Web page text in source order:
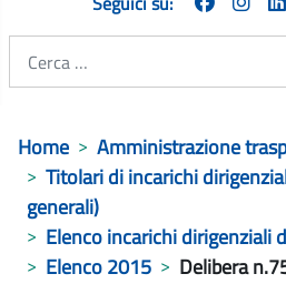
Home Amministrazione
Titolari di incarichi
generali)
Elenco incarichi dirigenziali
Elenco 2015
Delibera